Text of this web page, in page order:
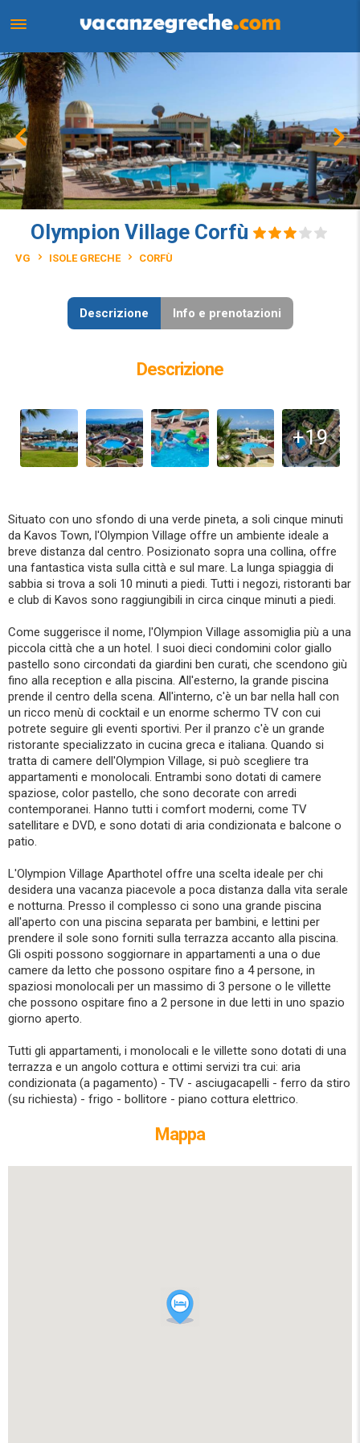
Olympion Village Corfù
VG ISOLE GRECHE CORFÙ
Descrizione Info e prenotazioni
Descrizione
+19
Situato con uno sfondo di una verde pineta, a soli cinque minuti
da Kavos Town, l'Olympion Village offre un ambiente ideale a
breve distanza dal centro. Posizionato sopra una collina, offre
una fantastica vista sulla città e sul mare. La lunga spiaggia di
sabbia si trova a soli 10 minuti a piedi. Tutti i negozi, ristoranti bar
e club di Kavos sono raggiungibili in circa cinque minuti a piedi.
Come suggerisce il nome, l'Olympion Village assomiglia più a una
piccola città che a un hotel. I suoi dieci condomini color giallo
pastello sono circondati da giardini ben curati, che scendono giù
fino alla reception e alla piscina. All'esterno, la grande piscina
prende il centro della scena. All'interno, c'è un bar nella hall con
un ricco menù di cocktail e un enorme schermo TV con cui
potrete seguire gli eventi sportivi. Per il pranzo c'è un grande
ristorante specializzato in cucina greca e italiana. Quando si
tratta di camere dell'Olympion Village, si può scegliere tra
appartamenti e monolocali. Entrambi sono dotati di camere
spaziose, color pastello, che sono decorate con arredi
contemporanei. Hanno tutti i comfort moderni, come TV
satellitare e DVD, e sono dotati di aria condizionata e balcone o
patio.
L'Olympion Village Aparthotel offre una scelta ideale per chi
desidera una vacanza piacevole a poca distanza dalla vita serale
e notturna. Presso il complesso ci sono una grande piscina
all'aperto con una piscina separata per bambini, e lettini per
prendere il sole sono forniti sulla terrazza accanto alla piscina.
Gli ospiti possono soggiornare in appartamenti a una o due
camere da letto che possono ospitare fino a 4 persone, in
spaziosi monolocali per un massimo di 3 persone o le villette
che possono ospitare fino a 2 persone in due letti in uno spazio
giorno aperto.
Tutti gli appartamenti, i monolocali e le villette sono dotati di una
terrazza e un angolo cottura e ottimi servizi tra cui: aria
condizionata (a pagamento) - TV - asciugacapelli - ferro da stiro
(su richiesta) - frigo - bollitore - piano cottura elettrico.
Mappa